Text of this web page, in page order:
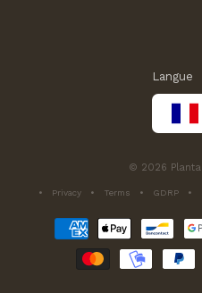
Langue
Méthodes
paiement
© 2026
Privacy Terms GDRP